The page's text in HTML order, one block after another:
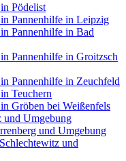
Pödelist
Pannenhilfe in Leipzig
Pannenhilfe in Bad
Pannenhilfe in Groitzsch
Pannenhilfe in Zeuchfeld
Teuchern
Gröben bei Weißenfels
Umgebung
und Umgebung
und